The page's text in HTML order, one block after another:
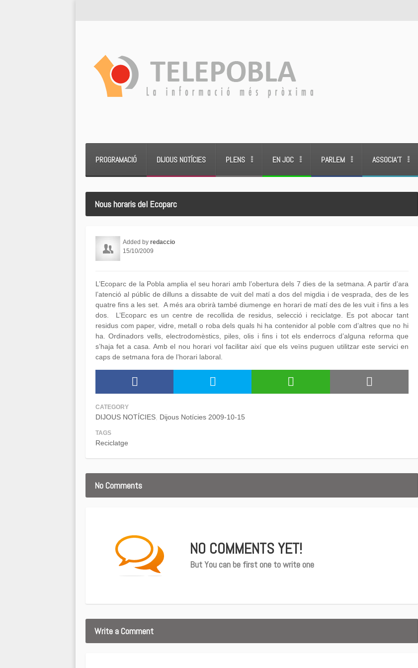
PROGRAMACIÓ DIJOUS NOTÍCIES PLENS EN JOC PARLEM ASSOCIA’T
Nous horaris del Ecoparc
Added by redaccio
15/10/2009
L’Ecoparc de la Pobla amplia el seu horari amb l’obertura dels 7 dies de la setmana. A partir d’ara
l’atenció al públic de dilluns a dissabte de vuit del matí a dos del migdia i de vesprada, des de les
quatre fins a les set. A més ara obrirà també diumenge en horari de matí des de les vuit i fins a les
dos. L’Ecoparc es un centre de recollida de residus, selecció i reciclatge. Es pot abocar tant
residus com paper, vidre, metall o roba dels quals hi ha contenidor al poble com d’altres que no hi
ha. Ordinadors vells, electrodomèstics, piles, olis i fins i tot els enderrocs d’alguna reforma que
s’haja fet a casa. Amb el nou horari vol facilitar així que els veïns puguen utilitzar este servici en
caps de setmana fora de l’horari laboral.
CATEGORY
DIJOUS NOTÍCIES Dijous Notícies 2009-10-15
TAGS
Reciclatge
No Comments
NO COMMENTS YET!
But You can be first one to write one
Write a Comment